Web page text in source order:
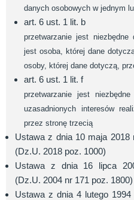
danych osobowych w jednym
art. 6 ust. 1 lit. b
przetwarzanie jest
jest osoba, której dane
osoby, której dane dotyczą,
art. 6 ust. 1 lit. f
przetwarzanie jest
uzasadnionych interesów
przez stronę trzecią
Ustawa z dnia 10 maja
(Dz.U. 2018 poz. 1000)
Ustawa z dnia 16 lipca
(Dz.U. 2004 nr 171 poz. 1800)
Ustawa z dnia 4 lutego